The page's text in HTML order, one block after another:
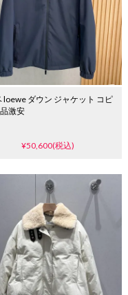
loewe ダウン ジャケット コピ
激安
¥50,600(税込)